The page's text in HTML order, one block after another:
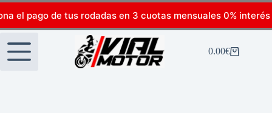
el pago de tus rodadas en 3 cuotas mensuales 0% interés
0.00€